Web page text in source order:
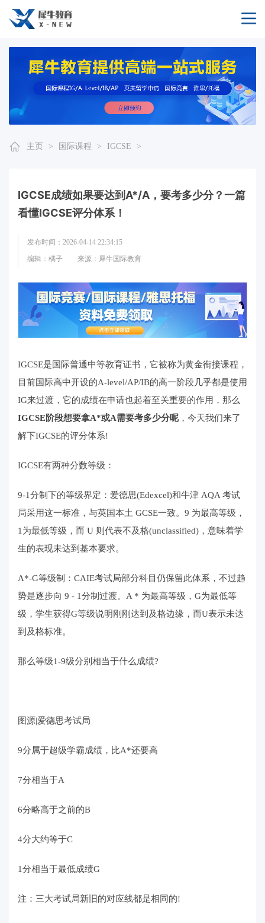
主页 > 国际课程 > IGCSE >
IGCSE成绩如果要达到A*/A，要考多少分？一篇
看懂IGCSE评分体系！
发布时间：2026-04-14 22:34:15
编辑：橘子
来源：犀牛国际教育
IGCSE是国际普通中等教育证书，它被称为黄金衔接课程，
目前国际高中开设的A-level/AP/IB的高一阶段几乎都是使用
IG来过渡，它的成绩在申请也起着至关重要的作用，那么
IGCSE阶段想要拿A*或A需要考多少分呢 ，今天我们来了
解下IGCSE的评分体系!
IGCSE有两种分数等级：
9-1分制下的等级界定：爱德思(Edexcel)和牛津 AQA 考试
局采用这一标准，与英国本土 GCSE一致。9 为最高等级，
1为最低等级，而 U 则代表不及格(unclassified)，意味着学
生的表现未达到基本要求。
A*-G等级制：CAIE考试局部分科目仍保留此体系，不过趋
势是逐步向 9 - 1分制过渡。A * 为最高等级，G为最低等
级，学生获得G等级说明刚刚达到及格边缘，而U表示未达
到及格标准。
那么等级1-9级分别相当于什么成绩?
图源|爱德思考试局
9分属于超级学霸成绩，比A*还要高
7分相当于A
6分略高于之前的B
4分大约等于C
1分相当于最低成绩G
注：三大考试局新旧的对应线都是相同的!